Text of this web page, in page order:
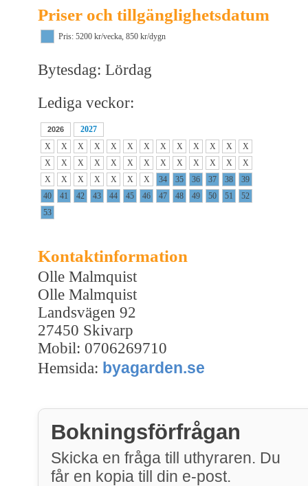
Priser och tillgänglighetsdatum
Pris: 5200 kr/vecka, 850 kr/dygn
Bytesdag: Lördag
Lediga veckor:
2026
2027
X
X X X X X X X X X X X
X
X
X X X X X X X X X X X
X
X
X X X X X X 34 35 36 37 38
39
40
41 42 43 44 45 46 47 48 49 50 51
52
53
Kontaktinformation
Olle Malmquist
Olle Malmquist
Landsvägen 92
27450 Skivarp
Mobil: 0706269710
Hemsida: byagarden.se
Bokningsförfrågan
Skicka en fråga till uthyraren. Du
får en kopia till din e-post.